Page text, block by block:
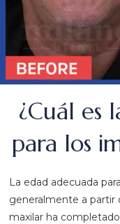
¿Cuál es
para los
La edad adecuada
generalmente a partir
maxilar ha